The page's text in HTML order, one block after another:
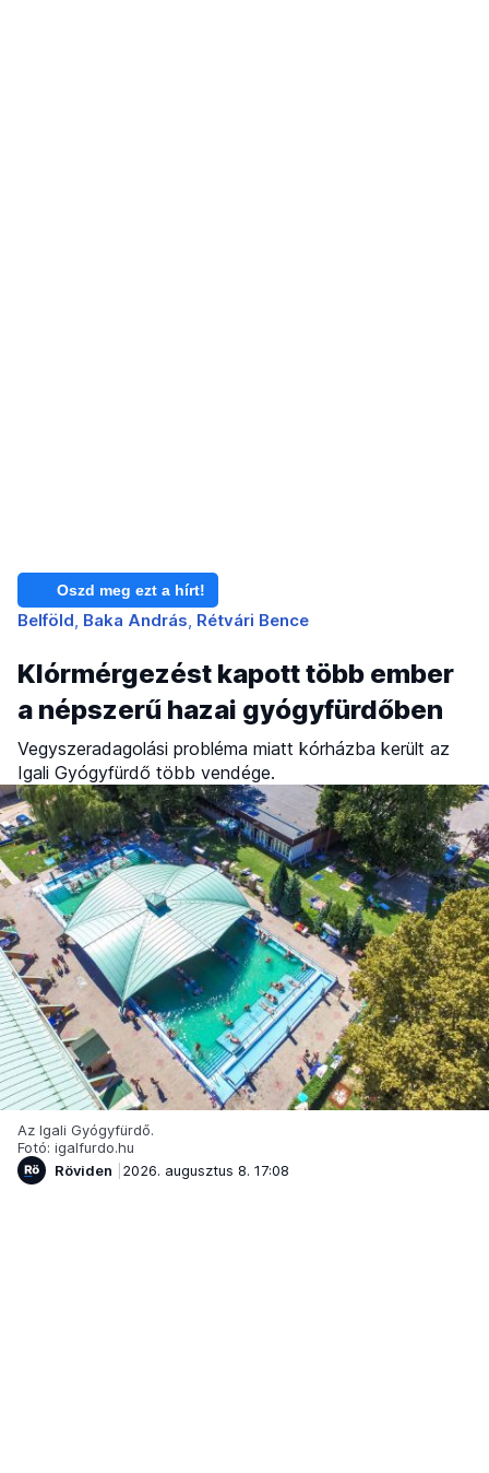
Oszd meg ezt a hírt!
Belföld Baka András Rétvári Bence
Klórmérgezést kapott több ember
a népszerű hazai gyógyfürdőben
Vegyszeradagolási probléma miatt kórházba került az
Igali Gyógyfürdő több vendége.
Az Igali Gyógyfürdő.
Fotó: igalfurdo.hu
Röviden
2026. augusztus 8. 17:08